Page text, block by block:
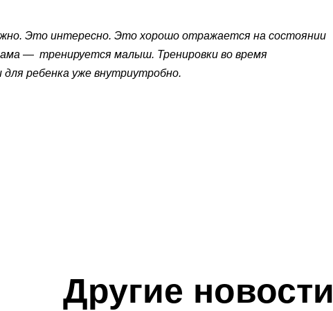
Это интересно. Это хорошо отражается на состоянии
— тренируется малыш. Тренировки во время
ребенка уже внутриутробно.
Другие новости